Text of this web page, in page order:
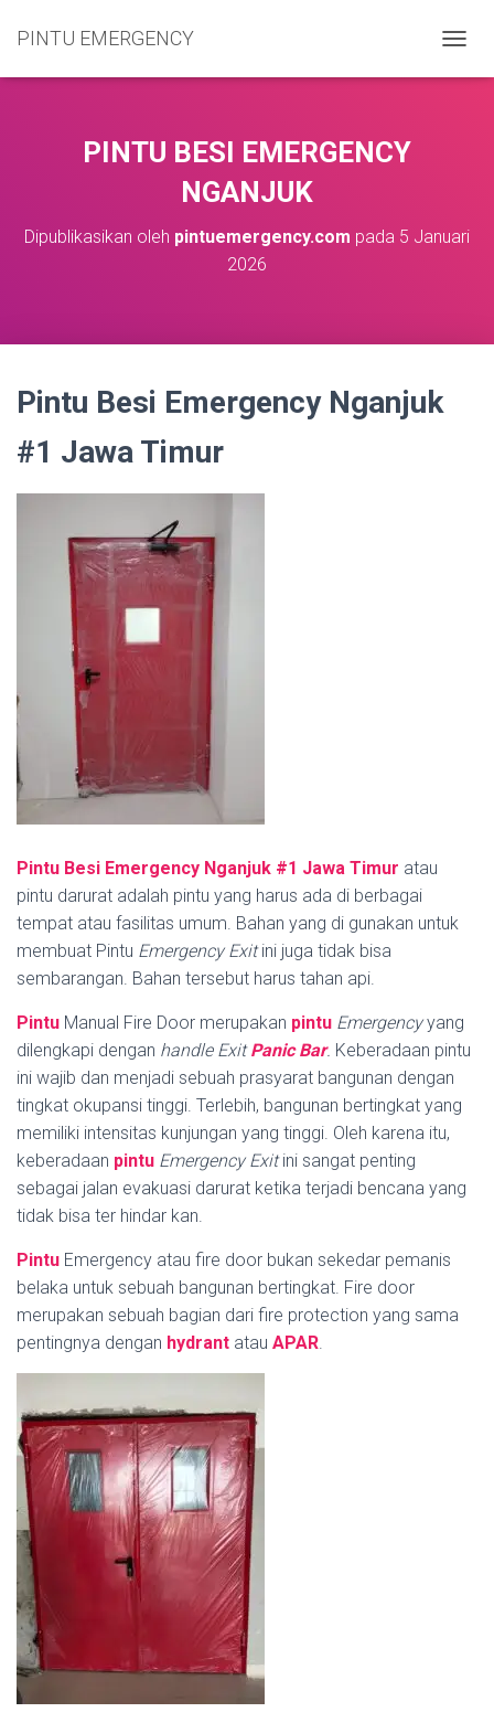
PINTU EMERGENCY
O
I
PINTU BESI EMERGENCY
NGANJUK
Dipublikasikan oleh pintuemergency.com pada 5 Januari
2026
Pintu Besi Emergency Nganjuk
#1 Jawa Timur
Pintu Besi Emergency Nganjuk #1 Jawa Timur atau
pintu darurat adalah pintu yang harus ada di berbagai
tempat atau fasilitas umum. Bahan yang di gunakan untuk
membuat Pintu Emergency Exitini juga tidak bisa
sembarangan. Bahan tersebut harus tahan api.
Pintu Manual Fire Door merupakan pintu Emergencyyang
dilengkapi dengan handleExit Panic Bar. Keberadaan pintu
ini wajib dan menjadi sebuah prasyarat bangunan dengan
tingkat okupansi tinggi. Terlebih, bangunan bertingkat yang
memiliki intensitas kunjungan yang tinggi. Oleh karena itu,
keberadaan pintu Emergency Exitini sangat penting
sebagai jalan evakuasi darurat ketika terjadi bencana yang
tidak bisa ter hindar kan.
Pintu Emergency atau fire door bukan sekedar pemanis
belaka untuk sebuah bangunan bertingkat. Fire door
merupakan sebuah bagian dari fire protection yang sama
pentingnya dengan hydrant atau APAR.